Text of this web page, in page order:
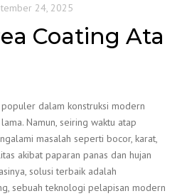
24, 2025
Coating Ata
dalam konstruksi modern
Namun, seiring waktu atap
masalah seperti bocor, karat,
akibat paparan panas dan hujan
solusi terbaik adalah
sebuah teknologi pelapisan modern